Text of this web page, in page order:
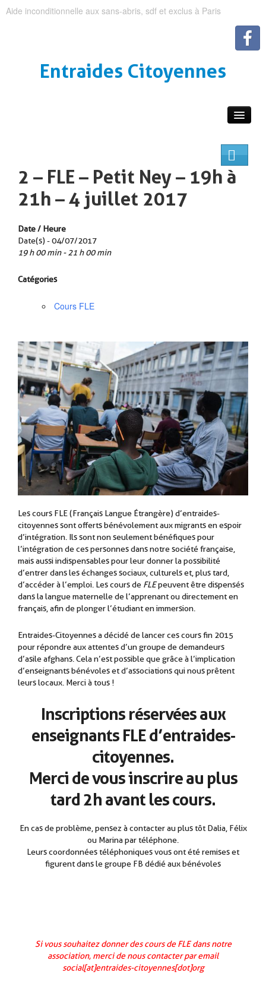
Aide inconditionnelle aux sans-abris, sdf et exclus à Paris
Entraides Citoyennes
2 – FLE – Petit Ney – 19h à
21h – 4 juillet 2017
Date / Heure
Date(s) - 04/07/2017
19 h 00 min - 21 h 00 min
Catégories
Cours FLE
Les cours FLE (Français Langue Étrangère) d’entraides-
citoyennes sont offerts bénévolement aux migrants en espoir
d’intégration. Ils sont non seulement bénéfiques pour
l’intégration de ces personnes dans notre société française,
mais aussi indispensables pour leur donner la possibilité
d’entrer dans les échanges sociaux, culturels et, plus tard,
d’accéder à l’emploi. Les cours de FLEpeuvent être dispensés
dans la langue maternelle de l’apprenant ou directement en
français, afin de plonger l’étudiant en immersion.
Entraides-Citoyennes a décidé de lancer ces cours fin 2015
pour répondre aux attentes d’un groupe de demandeurs
d’asile afghans. Cela n’est possible que grâce à l’implication
d’enseignants bénévoles et d’associations qui nous prêtent
leurs locaux. Merci à tous !
Inscriptions réservées aux
enseignants FLE d’entraides-
citoyennes.
Merci de vous inscrire au plus
tard 2h avant les cours.
En cas de problème, pensez à contacter au plus tôt Dalia, Félix
ou Marina par téléphone.
Leurs coordonnées téléphoniques vous ont été remises et
figurent dans le groupe FB dédié aux bénévoles
Si vous souhaitez donner des cours de FLE dans notre
association, merci de nous contacter par email
social[at]entraides-citoyennes[dot]org